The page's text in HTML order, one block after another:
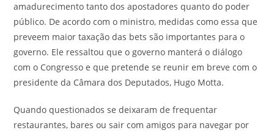
amadurecimento tanto dos apostadores quanto do poder
público. De acordo com o ministro, medidas como essa que
preveem maior taxação das bets são importantes para o
governo. Ele ressaltou que o governo manterá o diálogo
com o Congresso e que pretende se reunir em breve com o
presidente da Câmara dos Deputados, Hugo Motta.
Quando questionados se deixaram de frequentar
restaurantes, bares ou sair com amigos para navegar por